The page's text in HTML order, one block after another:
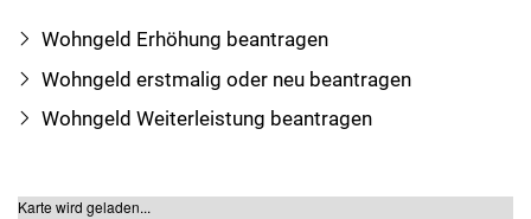
Wohngeld Erhöhung beantragen
Wohngeld erstmalig oder neu beantragen
Wohngeld Weiterleistung beantragen
Karte wird geladen...